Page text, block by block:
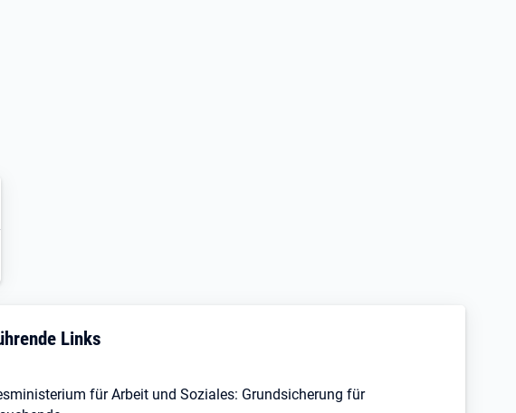
Links
für Arbeit und Soziales: Grundsicherung für